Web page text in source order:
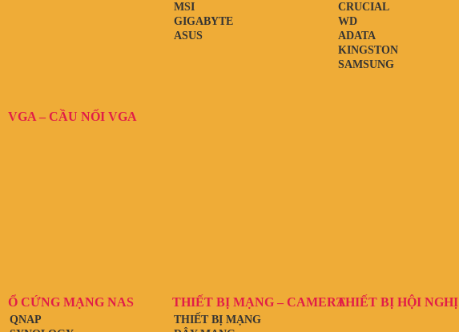
ASUS
GIGABYTE
MSI
SAMSUNG
KINGSTON
ADATA
WD
CRUCIAL
VGA – CẦU NỐI VGA
Ổ CỨNG MẠNG NAS
QNAP
THIẾT BỊ MẠNG – CAMERA
THIẾT BỊ MẠNG
THIẾT BỊ HỘI NGHỊ